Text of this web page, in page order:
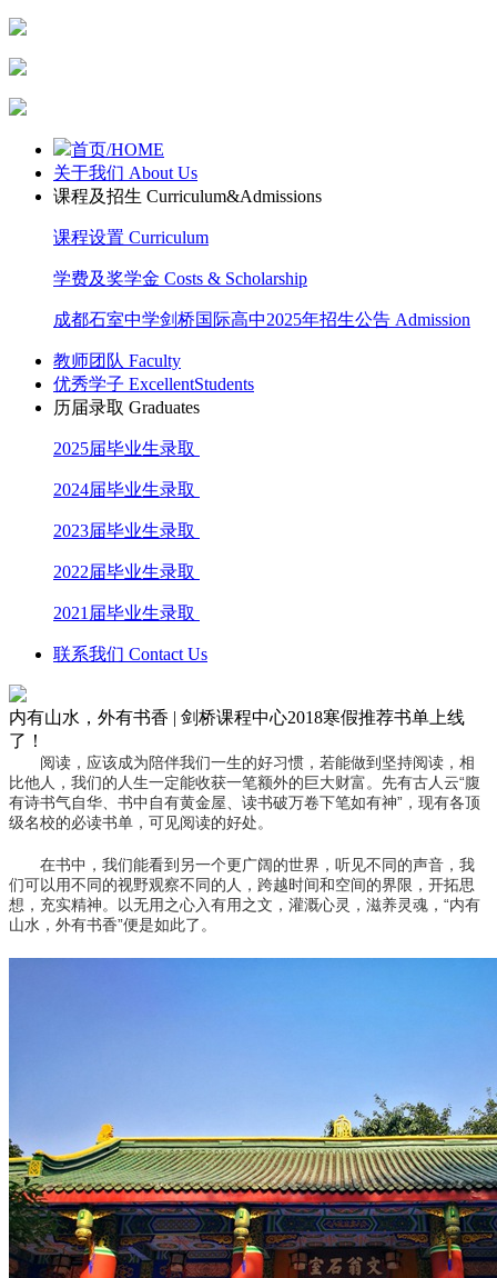
首页/HOME
关于我们 About Us
课程及招生 Curriculum&Admissions
课程设置 Curriculum
学费及奖学金 Costs & Scholarship
成都石室中学剑桥国际高中2025年招生公告 Admission
教师团队 Faculty
优秀学子 ExcellentStudents
历届录取 Graduates
2025届毕业生录取
2024届毕业生录取
2023届毕业生录取
2022届毕业生录取
2021届毕业生录取
联系我们 Contact Us
内有山水，外有书香 | 剑桥课程中心2018寒假推荐书单上线
了！
阅读，应该成为陪伴我们一生的好习惯，若能做到坚持阅读，相
比他人，我们的人生一定能收获一笔额外的巨大财富。先有古人云“腹
有诗书气自华、书中自有黄金屋、读书破万卷下笔如有神”，现有各顶
级名校的必读书单，可见阅读的好处。
在书中，我们能看到另一个更广阔的世界，听见不同的声音，我
们可以用不同的视野观察不同的人，跨越时间和空间的界限，开拓思
想，充实精神。以无用之心入有用之文，灌溉心灵，滋养灵魂，“内有
山水，外有书香”便是如此了。